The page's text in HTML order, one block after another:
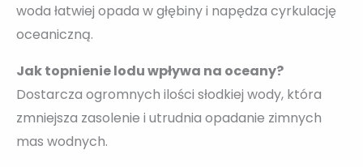
woda łatwiej opada w głębiny i napędza cyrkulację
oceaniczną.
Jak topnienie lodu wpływa na oceany?
Dostarcza ogromnych ilości słodkiej wody, która
zmniejsza zasolenie i utrudnia opadanie zimnych
mas wodnych.